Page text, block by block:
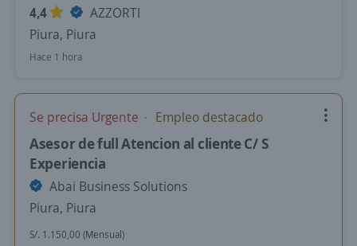
4,4
AZZORTI
Piura, Piura
Hace 1 hora
Se precisa Urgente Empleo destacado
Asesor de full Atencion al cliente C/ S
Experiencia
Abai Business Solutions
Piura, Piura
S/. 1.150,00 (Mensual)